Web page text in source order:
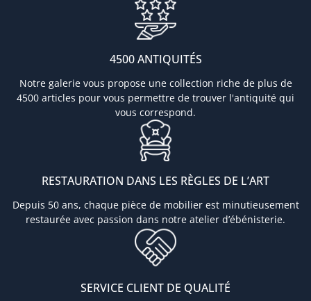
4500 ANTIQUITÉS
Notre galerie vous propose une collection riche de plus de
4500 articles pour vous permettre de trouver l'antiquité qui
vous correspond.
RESTAURATION DANS LES RÈGLES DE L’ART
Depuis 50 ans, chaque pièce de mobilier est minutieusement
restaurée avec passion dans notre atelier d’ébénisterie.
SERVICE CLIENT DE QUALITÉ